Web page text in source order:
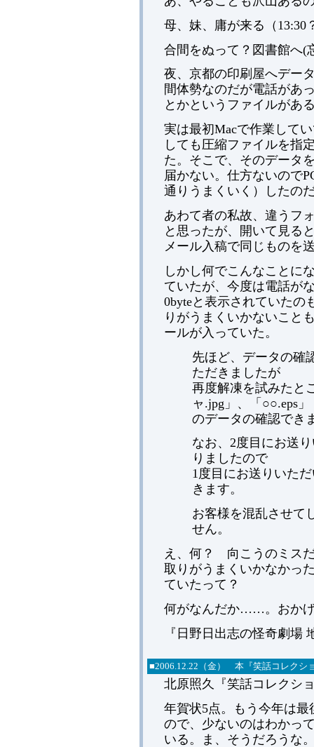
母、妹、庸が来る（13:30
合間をぬって？図書館へ(
夜、京都の印刷屋へデー
間体勢なのだが電話があ
とかというファイルがあ
実は最初Macで作業して
しても圧縮ファイルを指
た。そこで、そのデータ
届かない。仕方ないので
通りうまくいく）したの
あわて者の私故、違うフ
と思ったが、開いて見る
メール入稿で同じものを
しかし何でこんなことに
ていたが、今度は電話が
0byteと表示されていたの
りがうまくいかないこと
ールが入っていた。
先ほど、データの確
ただきましたが
再度解凍を試みたと
ャ.jpg」、「○○.eps」
のデータの確認でき
なお、2度目にお送
りましたので
1度目にお送りいた
きます。
お客様を混乱させて
せん。
え、何？ 向こうのミス
取りがうまくいかなかっ
ていたって？
何がなんだか……。おか
『日野日出志の怪奇劇場
■2006.12.22（金） 本『笑話コレクシ
北原照久『笑話コレクシ
年賀状5点。もう今年は
ので、少ないのはわかっ
いる。ま、そうだろうな